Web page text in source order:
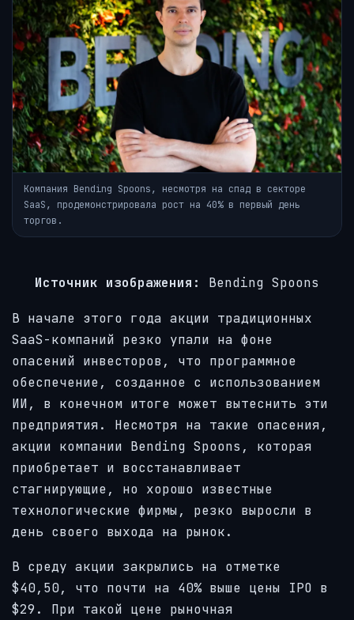
Компания Bending Spoons, несмотря на спад в секторе
SaaS, продемонстрировала рост на 40% в первый день
торгов.
Источник изображения: Bending Spoons
В начале этого года акции традиционных
SaaS-компаний резко упали на фоне
опасений инвесторов, что программное
обеспечение, созданное с использованием
ИИ, в конечном итоге может вытеснить эти
предприятия. Несмотря на такие опасения,
акции компании Bending Spoons, которая
приобретает и восстанавливает
стагнирующие, но хорошо известные
технологические фирмы, резко выросли в
день своего выхода на рынок.
В среду акции закрылись на отметке
$40,50, что почти на 40% выше цены IPO в
$29. При такой цене рыночная